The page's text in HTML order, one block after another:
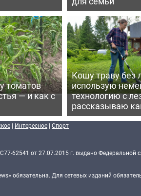
томатов
— и как с
Кошу траву без
использую
технологию с
рассказываю
| Интересное | Спорт
62541 от 27.07.2015 г. выдано Федеральной
обязательна. Для сетевых изданий